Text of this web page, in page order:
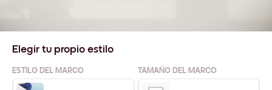
Elegir tu propio estilo
ESTILO DEL MARCO TAMAÑO DEL MARCO